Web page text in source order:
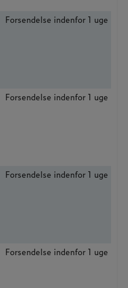
Forsendelse indenfor 1 uge
Forsendelse indenfor 1 uge
Forsendelse indenfor 1 uge
Forsendelse indenfor 1 uge